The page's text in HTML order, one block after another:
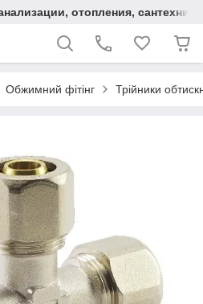
отопления, сантехники
Обжимний фітінг Трійники